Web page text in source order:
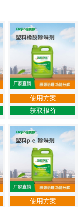
使用方案
获取报价
使用方案